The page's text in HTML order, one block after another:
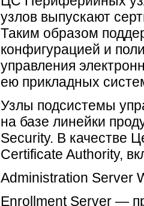
узлов выпускают
Таким образом
конфигурацией и
управления
ею прикладных
Узлы подсистемы
на базе линейки
Security. В качестве
Certificate Authority,
Administration Server
Enrollment Server —